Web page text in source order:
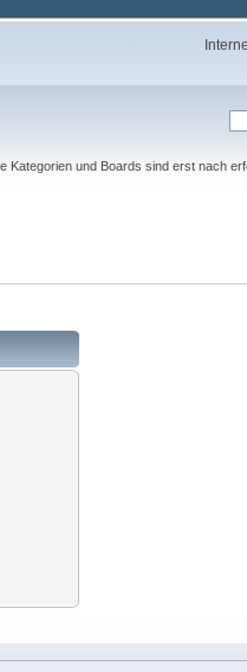
Kategorien und Boards sind erst nach